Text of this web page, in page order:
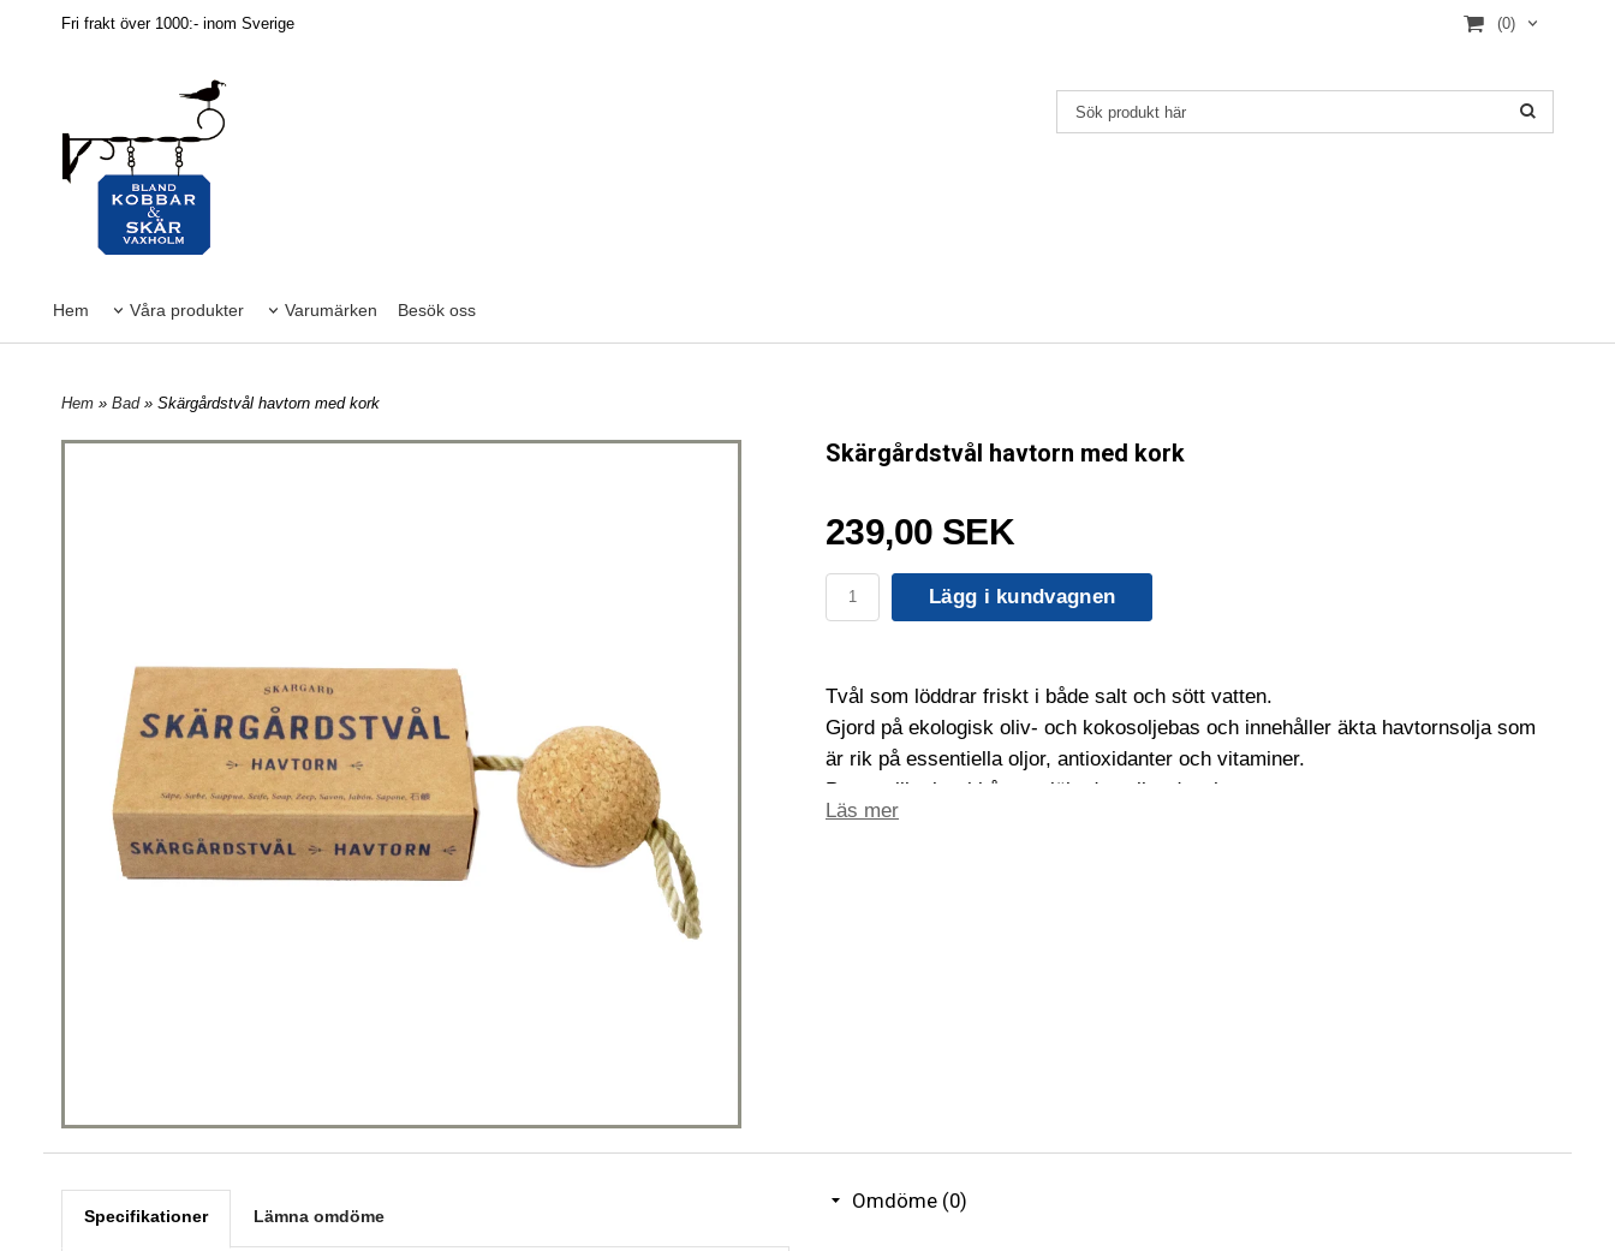
Fri frakt över 1000:- inom Sverige (0)
Hem Våra produkter Varumärken Besök oss
Hem » Bad » Skärgårdstvål havtorn med kork
Skärgårdstvål havtorn med kork
239,00 SEK
Lägg i kundvagnen
Tvål som löddrar friskt i både salt och sött vatten.
Gjord på ekologisk oliv- och kokosoljebas och innehåller äkta havtornsolja som
är rik på essentiella oljor, antioxidanter och vitaminer.
Passar lika bra i båten, sjöboden eller duschen.
Tvålvikt 180 gram
Läs mer
Specifikationer Lämna omdöme
Omdöme (0)